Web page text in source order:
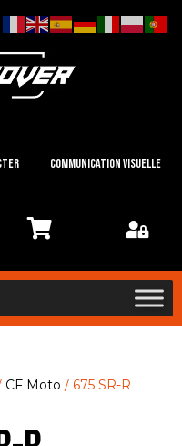
Communication visuelle
CF Moto / 675 SR-R